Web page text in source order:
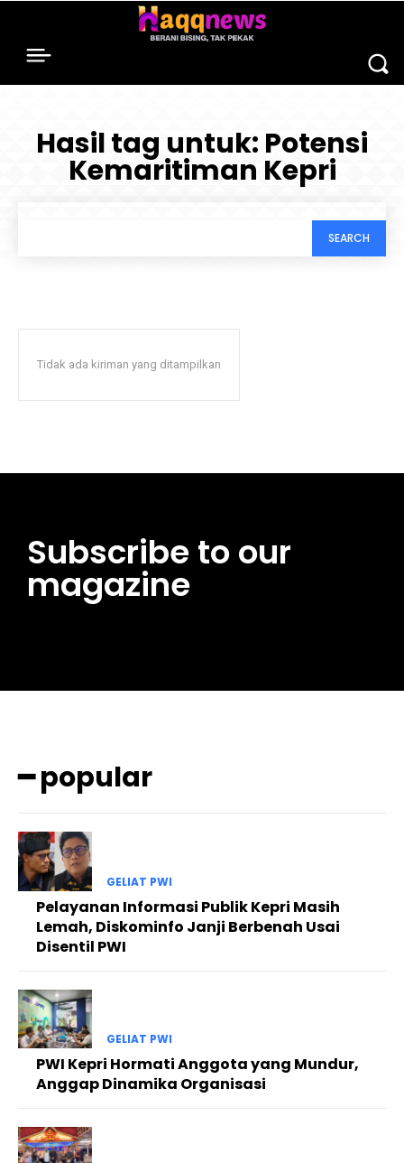
Hasil tag untuk: Potensi
Kemaritiman Kepri
SEARCH
Tidak ada kiriman yang ditampilkan
Subscribe to our
magazine
━ popular
GELIAT PWI
Pelayanan Informasi Publik Kepri Masih
Lemah, Diskominfo Janji Berbenah Usai
Disentil PWI
GELIAT PWI
PWI Kepri Hormati Anggota yang Mundur,
Anggap Dinamika Organisasi